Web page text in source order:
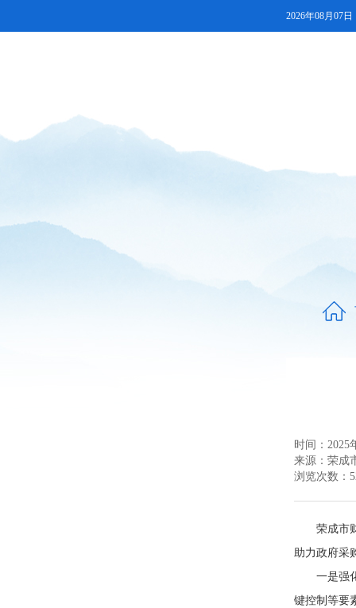
2026年08月07日
时间：2025
来源： 荣成
浏览次数：
荣成市
助力政府采
一是强
键控制等要